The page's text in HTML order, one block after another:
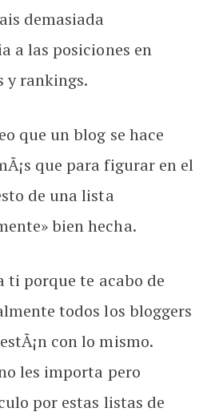
demasiada
a las posiciones en
y rankings.
que un blog se hace
que para figurar en el
de una lista
bien hecha.
ti porque te acabo de
todos los bloggers
con lo mismo.
les importa pero
por estas listas de